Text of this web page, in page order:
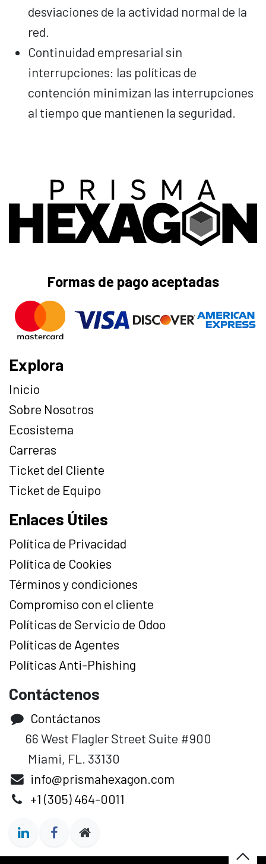
desviaciones de la actividad normal de la
red.
Continuidad empresarial sin
interrupciones: las políticas de
contención minimizan las interrupciones
al tiempo que mantienen la seguridad.
Formas de pago aceptadas
Explora
Inicio
Sobre Nosotros
Ecosistema
Carreras
Ticket del Cliente
Ticket de Equipo
Enlaces Útiles
Política de Privacidad
Política de Cookies
Términos y condiciones
Compromiso con el cliente
Políticas de Servicio de Odoo
Políticas de Agentes
Políticas Anti-Phishing
Contáctenos
Contáctanos
66 West Flagler Street Suite #900
Miami, FL. 33130
info@prismahexagon.com
+1 (305) 464-0011